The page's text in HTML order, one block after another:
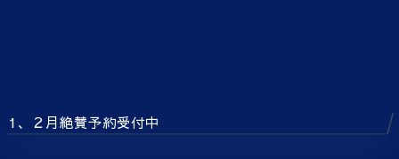
1、２月絶賛予約受付中